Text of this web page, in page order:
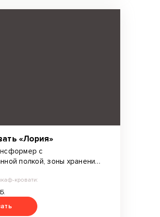
«Лория»
с
полкой, зоны хранения.
кровати: